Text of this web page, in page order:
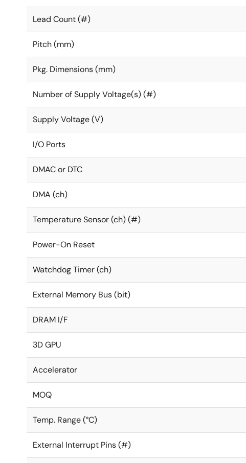
Lead Count (#)
Pitch (mm)
Pkg. Dimensions (mm)
Number of Supply Voltage(s) (#)
Supply Voltage (V)
I/O Ports
DMAC or DTC
DMA (ch)
Temperature Sensor (ch) (#)
Power-On Reset
Watchdog Timer (ch)
External Memory Bus (bit)
DRAM I/F
3D GPU
Accelerator
MOQ
Temp. Range (°C)
External Interrupt Pins (#)